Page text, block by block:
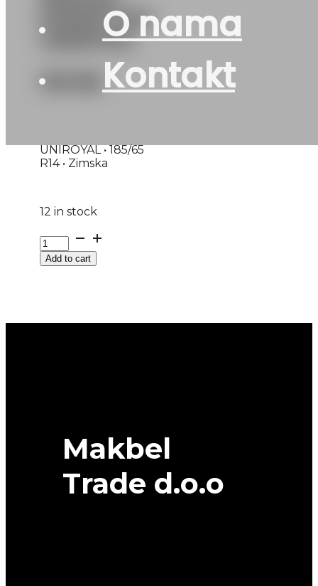
O nama
Kontakt
EXPERT 86T
UNIROYAL
130
UNIROYAL • 185/65
R14 • Zimska
12 in stock
185/65R14
M+S
WINTER-
Add to cart
Makbel
Trade d.o.o